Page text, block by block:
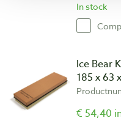
In stock
Ice Bear
185 x 63
€ 54,40